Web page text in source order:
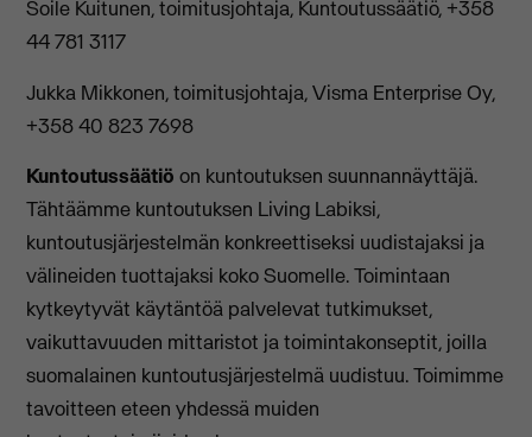
Soile Kuitunen, toimitusjohtaja, Kuntoutussäätiö, +358
44 781 3117
Jukka Mikkonen, toimitusjohtaja, Visma Enterprise Oy,
+358 40 823 7698
Kuntoutussäätiö on kuntoutuksen suunnannäyttäjä.
Tähtäämme kuntoutuksen Living Labiksi,
kuntoutusjärjestelmän konkreettiseksi uudistajaksi ja
välineiden tuottajaksi koko Suomelle. Toimintaan
kytkeytyvät käytäntöä palvelevat tutkimukset,
vaikuttavuuden mittaristot ja toimintakonseptit, joilla
suomalainen kuntoutusjärjestelmä uudistuu. Toimimme
tavoitteen eteen yhdessä muiden